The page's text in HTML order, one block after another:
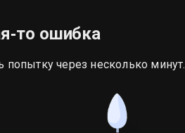
ошибка
попытку через несколько минут.